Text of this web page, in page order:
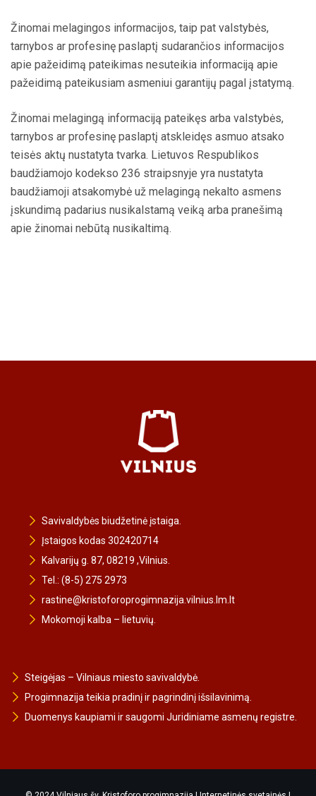
Žinomai melagingos informacijos, taip pat valstybės,
tarnybos ar profesinę paslaptį sudarančios informacijos
apie pažeidimą pateikimas nesuteikia informaciją apie
pažeidimą pateikusiam asmeniui garantijų pagal įstatymą.
Žinomai melagingą informaciją pateikęs arba valstybės,
tarnybos ar profesinę paslaptį atskleidęs asmuo atsako
teisės aktų nustatyta tvarka. Lietuvos Respublikos
baudžiamojo kodekso 236 straipsnyje yra nustatyta
baudžiamoji atsakomybė už melagingą nekalto asmens
įskundimą padarius nusikalstamą veiką arba pranešimą
apie žinomai nebūtą nusikaltimą.
Savivaldybės biudžetinė įstaiga.
Įstaigos kodas 302420714
Kalvarijų g. 87, 08219 ,Vilnius.
Tel.: (8-5) 275 2973
rastine@kristoforoprogimnazija.vilnius.lm.lt
Mokomoji kalba – lietuvių.
Steigėjas – Vilniaus miesto savivaldybė.
Progimnazija teikia pradinį ir pagrindinį išsilavinimą.
Duomenys kaupiami ir saugomi Juridiniame asmenų registre.